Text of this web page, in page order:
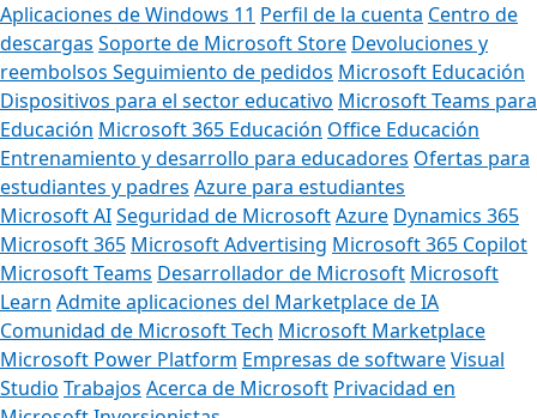
Aplicaciones de Windows 11 Perfil de la cuenta Centro de
descargas Soporte de Microsoft Store Devoluciones y
reembolsos Seguimiento de pedidos Microsoft Educación
Dispositivos para el sector educativo Microsoft Teams para
Educación Microsoft 365 Educación Office Educación
Entrenamiento y desarrollo para educadores Ofertas para
estudiantes y padres Azure para estudiantes
Microsoft AISeguridad de MicrosoftAzure Dynamics 365
Microsoft 365 Microsoft Advertising Microsoft 365 Copilot
Microsoft Teams Desarrollador de Microsoft Microsoft
Learn Admite aplicaciones del Marketplace de IA
Comunidad de Microsoft Tech Microsoft Marketplace
Microsoft Power Platform Empresas de softwareVisual
Studio Trabajos Acerca de Microsoft Privacidad en